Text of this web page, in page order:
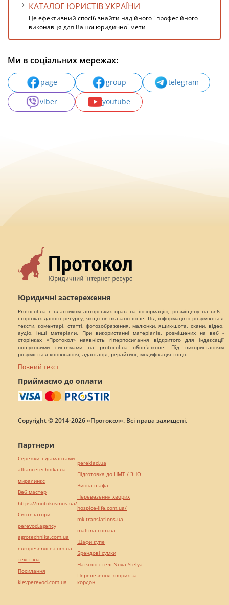
КАТАЛОГ ЮРИСТІВ УКРАЇНИ
Це ефективний спосіб знайти надійного і професійного
виконавця для Вашої юридичної мети
Ми в соціальних мережах:
page group
telegram
viber
youtube
Юридичні застереження
Protocol.ua є власником авторських прав на інформацію, розміщену на веб -
сторінках даного ресурсу, якщо не вказано інше. Під інформацією розуміються
тексти, коментарі, статті, фотозображення, малюнки, ящик-шота, скани, відео,
аудіо, інші матеріали. При використанні матеріалів, розміщених на веб -
сторінках «Протокол» наявність гіперпосилання відкритого для індексації
пошуковими системами на protocol.ua обов`язкове. Під використанням
розуміється копіювання, адаптація, рерайтинг, модифікація тощо.
Повний текст
Приймаємо до оплати
Copyright © 2014-2026 «Протокол». Всі права захищені.
Партнери
Сережки з діамантами
alliancetechnika.ua
миралинкс
Веб мастер
https://motokosmos.ua/
Синтезатори
perevod.agency
agrotechnika.com.ua
europeservice.com.ua
текст юа
Посилання
kievperevod.com.ua
pereklad.ua
Підготовка до НМТ / ЗНО
Винна шафа
Перевезення хворих
hospice-life.com.ua/
mk-translations.ua
maltina.com.ua
Шафи купе
Брендові сумки
Натяжні стелі Nova Stelya
Перевезення хворих за
кордон